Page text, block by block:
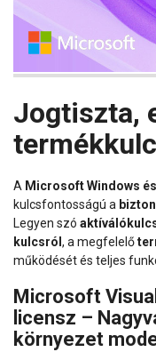
Jogtiszta,
A Microsoft Windows
kulcsfontosságú a
Legyen szó
kulcsról , a megfelelő
működését és teljes
Microsoft
licensz –
környezet